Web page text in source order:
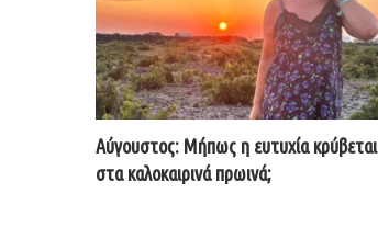
Αύγουστος: Μήπως η ευτυχία κρύβεται
στα καλοκαιρινά πρωινά;